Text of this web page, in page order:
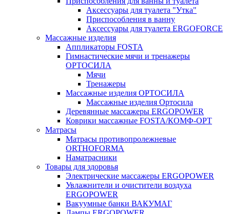
Аксессуары для туалета "Утка"
Приспособления в ванну
Аксессуары для туалета ERGOFORCE
Массажные изделия
Аппликаторы FOSTA
Гимнастические мячи и тренажеры
ОРТОСИЛА
Мячи
Тренажеры
Массажные изделия ОРТОСИЛА
Массажные изделия Ортосила
Деревянные массажеры ERGOPOWER
Коврики массажные FOSTA/КОМФ-ОРТ
Матрасы
Матрасы противопролежневые
ORTHOFORMA
Наматрасники
Товары для здоровья
Электрические массажеры ERGOPOWER
Увлажнители и очистители воздуха
ERGOPOWER
Вакуумные банки ВАКУМАГ